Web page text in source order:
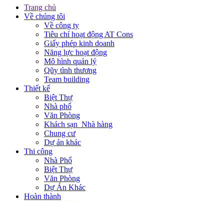
Trang chủ
Về chúng tôi
Về công ty
Tiêu chí hoạt động AT Cons
Giấy phép kinh doanh
Năng lực hoạt động
Mô hình quản lý
Qũy tình thương
Team building
Thiết kế
Biệt Thự
Nhà phố
Văn Phòng
Khách sạn_Nhà hàng
Chung cư
Dự án khác
Thi công
Nhà Phố
Biệt Thự
Văn Phòng
Dự Án Khác
Hoàn thành